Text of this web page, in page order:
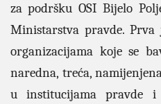
za podršku OSI Bijelo
Ministarstva pravde.
organizacijama koje se
naredna, treća,
u institucijama pravde i